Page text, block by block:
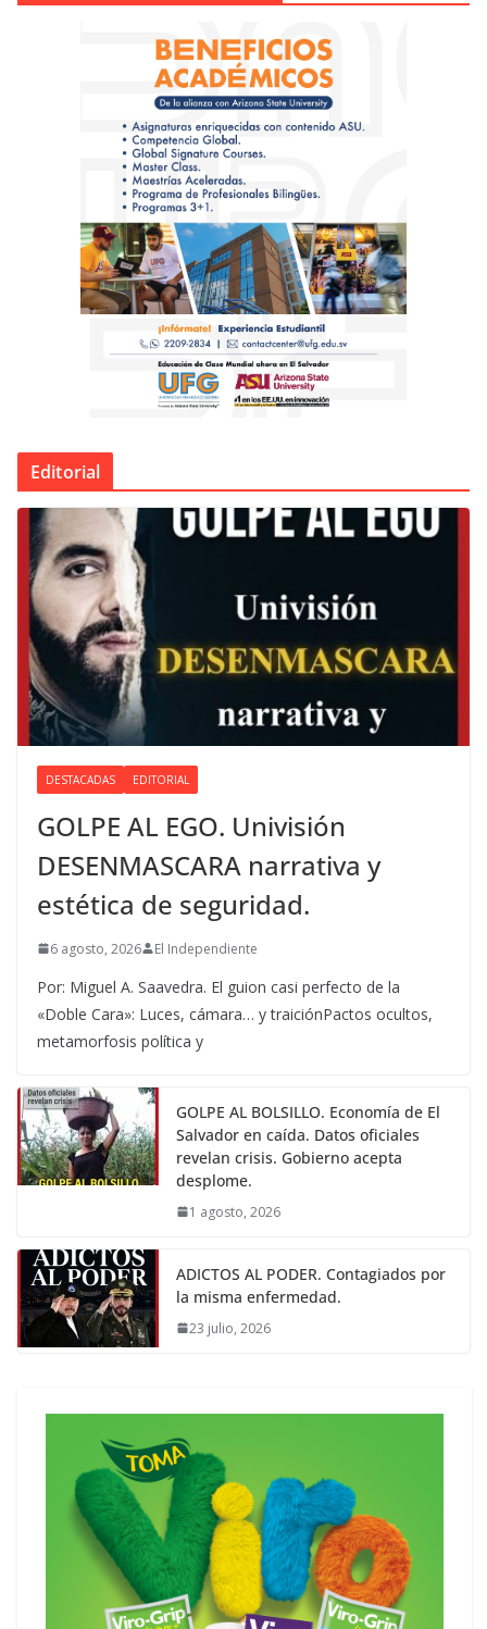
Editorial
DESTACADAS EDITORIAL
GOLPE AL EGO. Univisión
DESENMASCARA narrativa y
estética de seguridad.
6 agosto, 2026 El Independiente
Por: Miguel A. Saavedra. El guion casi perfecto de la
«Doble Cara»: Luces, cámara… y traiciónPactos ocultos,
metamorfosis política y
GOLPE AL BOLSILLO. Economía de El
Salvador en caída. Datos oficiales
revelan crisis. Gobierno acepta
desplome.
1 agosto, 2026
ADICTOS AL PODER. Contagiados por
la misma enfermedad.
23 julio, 2026